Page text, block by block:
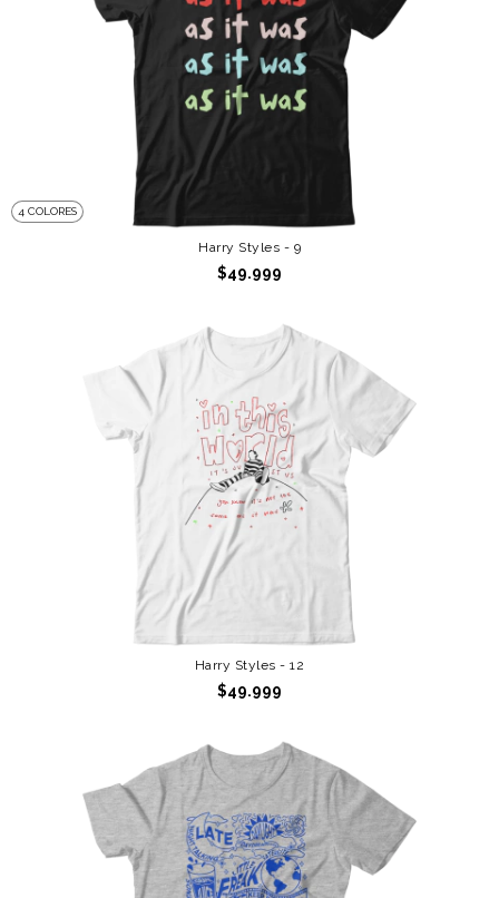
4 COLORES
Harry Styles - 9
$49.999
Harry Styles - 12
$49.999